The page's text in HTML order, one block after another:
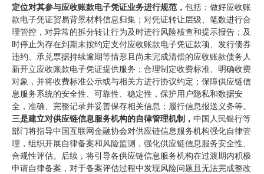
定位对其参与应收账款电子凭证业务进行规范， 包括：做好应收账
款电子凭证贸易背景材料信息归集；对凭证转让层级、笔数进行合
理管控，对异常的拆分转让行为及时进行风险核查和提示报告；及
时停止为存在到期未按约定支付应收账款电子凭证款项、发行债券
违约、承兑票据持续逾期等情形且尚未完成清偿的应收账款债务人
新开立应收账款电子凭证提供服务；合理制定收费标准、明确收费
对象，并将收费标准公示或与相关方进行协议约定；保障供应链信
息服务系统的安全性、可靠性、稳定性，保护用户隐私和数据安
全，准确、完整记录并妥善保存相关信息；履行信息报送义务等。
三是建立对供应链信息服务机构的自律管理机制， 中国人民银行等
部门将指导中国互联网金融协会对供应链信息服务机构强化自律管
理，组织开展自律备案和风险监测，强化供应链信息服务安全性、
合规性评估。后续，将引导各供应链信息服务机构在过渡期内积极
申请自律备案，对于备案评估过程中发现风险问题且无法完成整改